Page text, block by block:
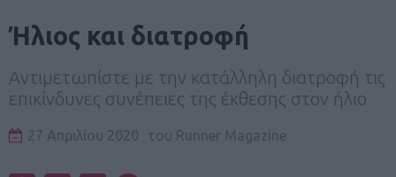
Ήλιος και διατροφή
Αντιμετωπίστε με την κατάλληλη διατροφή τις
επικίνδυνες συνέπειες της έκθεσης στον ήλιο
27 Απριλίου 2020 του Runner Magazine